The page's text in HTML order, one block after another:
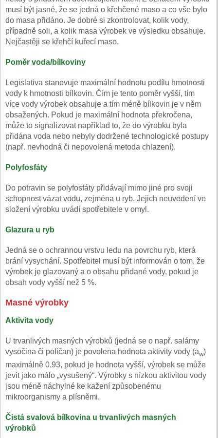
musí být jasné, že se jedná o křehčené maso a co vše bylo
do masa přidáno. Je dobré si zkontrolovat, kolik vody,
případně soli, a kolik masa výrobek ve výsledku obsahuje.
Nejčastěji se křehčí kuřecí maso.
Poměr voda/bílkoviny
Legislativa stanovuje maximální hodnotu podílu hmotnosti
vody k hmotnosti bílkovin. Čím je tento poměr vyšší, tím
více vody výrobek obsahuje a tím méně bílkovin je v něm
obsažených. Pokud je maximální hodnota překročena,
může to signalizovat například to, že do výrobku byla
přidána voda nebo nebyly dodržené technologické postupy
(např. nevhodná či nepovolená metoda chlazení).
Polyfosfáty
Do potravin se polyfosfáty přidávají mimo jiné pro svoji
schopnost vázat vodu, zejména u ryb. Jejich neuvedení ve
složení výrobku uvádí spotřebitele v omyl.
Glazura u ryb
Jedná se o ochrannou vrstvu ledu na povrchu ryb, která
brání vysychání. Spotřebitel musí být informován o tom, že
výrobek je glazovaný a o obsahu přidané vody, pokud je
obsah vody vyšší než 5 %.
Masné výrobky
Aktivita vody
U trvanlivých masných výrobků (jedná se o např. salámy
vysočina či poličan) je povolena hodnota aktivity vody (aw)
maximálně 0,93, pokud je hodnota vyšší, výrobek se může
jevit jako málo „vysušený“. Výrobky s nízkou aktivitou vody
jsou méně náchylné ke kažení způsobenému
mikroorganismy a plísněmi.
Čistá svalová bílkovina u trvanlivých masných
výrobků